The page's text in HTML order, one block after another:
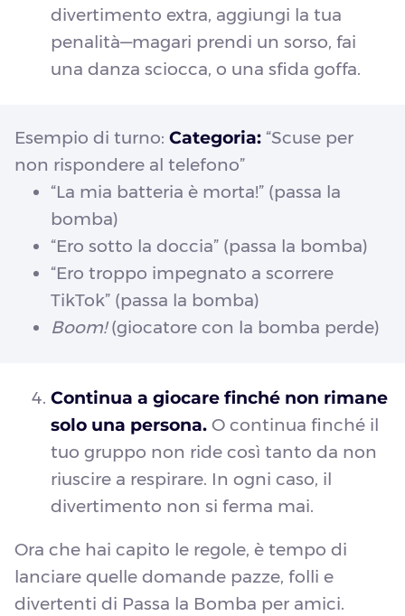
divertimento extra, aggiungi la tua
penalità—magari prendi un sorso, fai
una danza sciocca, o una sfida goffa.
Esempio di turno: Categoria: “Scuse per
non rispondere al telefono”
“La mia batteria è morta!” (passa la
bomba)
“Ero sotto la doccia” (passa la bomba)
“Ero troppo impegnato a scorrere
TikTok” (passa la bomba)
Boom!(giocatore con la bomba perde)
Continua a giocare finché non rimane
solo una persona. O continua finché il
tuo gruppo non ride così tanto da non
riuscire a respirare. In ogni caso, il
divertimento non si ferma mai.
Ora che hai capito le regole, è tempo di
lanciare quelle domande pazze, folli e
divertenti di Passa la Bomba per amici.